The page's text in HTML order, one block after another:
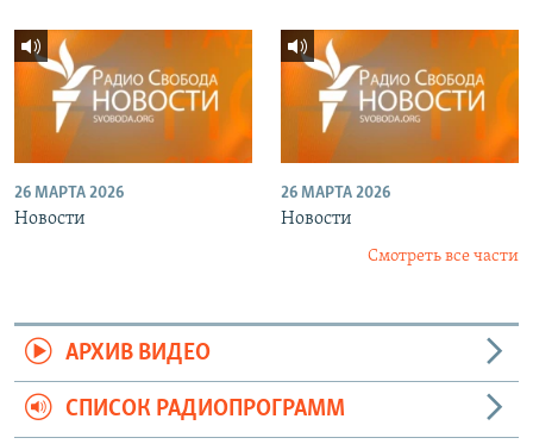
26 МАРТА 2026
Новости
26 МАРТА 2026
Новости
Смотреть все части
АРХИВ ВИДЕО
СПИСОК РАДИОПРОГРАММ